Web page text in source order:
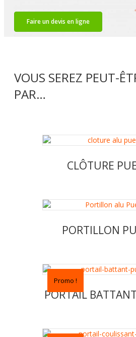
Faire un devis en ligne
VOUS SEREZ PEUT-
PAR…
CLÔTURE
PORTILLON
Promo !
PORTAIL